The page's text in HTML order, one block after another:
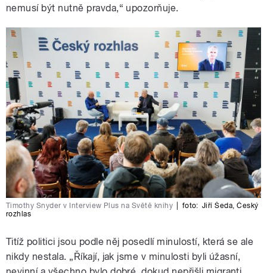
nemusí být nutně pravda,“ upozorňuje.
Timothy Snyder v Interview Plus na Světě knihy foto: Jiří Šeda ,Český
rozhlas
Titíž politici jsou podle něj posedlí minulostí, která se ale
nikdy nestala. „Říkají, jak jsme v minulosti byli úžasní,